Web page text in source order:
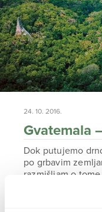
24. 10. 2016.
Gvatemala
Dok putujemo
po grbavim
razmišljam o
središtu
steže posljednju